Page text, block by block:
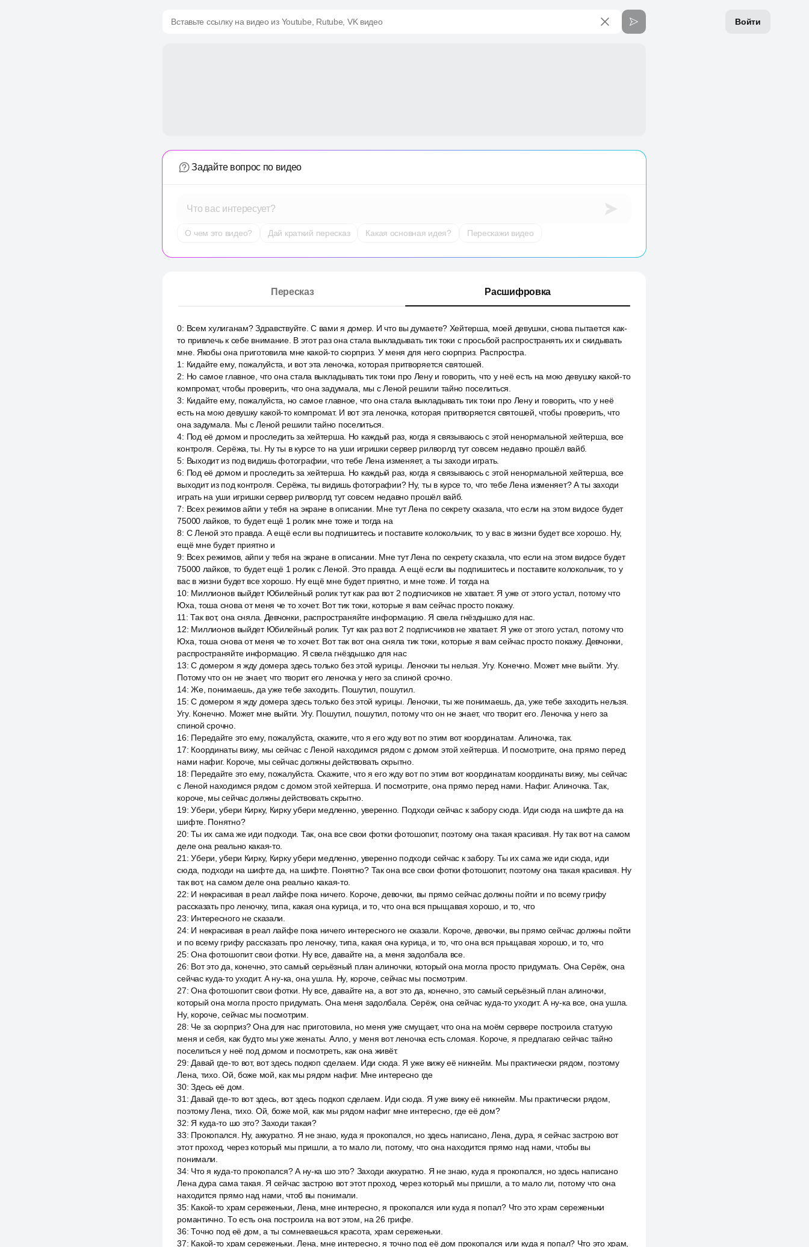
Войти
Вставьте ссылку на видео из Youtube, Rutube, VK видео
Задайте вопрос по видео
Что вас интересует?
О чем это видео? Дай краткий пересказ Какая основная идея? Перескажи видео
Пересказ Расшифровка
0: Всем хулиганам? Здравствуйте. С вами я домер. И что вы думаете? Хейтерша, моей девушки, снова пытается как-
то привлечь к себе внимание. В этот раз она стала выкладывать тик токи с просьбой распространять их и скидывать
мне. Якобы она приготовила мне какой-то сюрприз. У меня для него сюрприз. Распростра.
1 : Кидайте ему, пожалуйста, и вот эта леночка, которая притворяется святошей.
2: Но самое главное, что она стала выкладывать тик токи про Лену и говорить, что у неё есть на мою девушку какой-то
компромат, чтобы проверить, что она задумала, мы с Леной решили тайно поселиться.
3: Кидайте ему, пожалуйста, но самое главное, что она стала выкладывать тик токи про Лену и говорить, что у неё
есть на мою девушку какой-то компромат. И вот эта леночка, которая притворяется святошей, чтобы проверить, что
она задумала. Мы с Леной решили тайно поселиться.
4: Под её домом и проследить за хейтерша. Но каждый раз, когда я связываюсь с этой ненормальной хейтерша, все
контроля. Серёжа, ты. Ну ты в курсе то на уши игришки сервер рилворлд тут совсем недавно прошёл вайб.
5: Выходит из под видишь фотографии, что тебе Лена изменяет, а ты заходи играть.
6: Под её домом и проследить за хейтерша. Но каждый раз, когда я связываюсь с этой ненормальной хейтерша, все
выходит из под контроля. Серёжа, ты видишь фотографии? Ну, ты в курсе то, что тебе Лена изменяет? А ты заходи
играть на уши игришки сервер рилворлд тут совсем недавно прошёл вайб.
7: Всех режимов айпи у тебя на экране в описании. Мне тут Лена по секрету сказала, что если на этом видосе будет
75000 лайков, то будет ещё 1 ролик мне тоже и тогда на
8: С Леной это правда. А ещё если вы подпишитесь и поставите колокольчик, то у вас в жизни будет все хорошо. Ну,
ещё мне будет приятно и
9: Всех режимов, айпи у тебя на экране в описании. Мне тут Лена по секрету сказала, что если на этом видосе будет
75000 лайков, то будет ещё 1 ролик с Леной. Это правда. А ещё если вы подпишитесь и поставите колокольчик, то у
вас в жизни будет все хорошо. Ну ещё мне будет приятно, и мне тоже. И тогда на
10: Миллионов выйдет Юбилейный ролик тут как раз вот 2 подписчиков не хватает. Я уже от этого устал, потому что
Юха, тоша снова от меня че то хочет. Вот тик токи, которые я вам сейчас просто покажу.
11 :Так вот, она сняла. Девчонки, распространяйте информацию. Я свела гнёздышко для нас.
12: Миллионов выйдет Юбилейный ролик. Тут как раз вот 2 подписчиков не хватает. Я уже от этого устал, потому что
Юха, тоша снова от меня че то хочет. Вот так вот она сняла тик токи, которые я вам сейчас просто покажу. Девчонки,
распространяйте информацию. Я свела гнёздышко для нас
13:С домером я жду домера здесь только без этой курицы. Леночки ты нельзя. Угу. Конечно. Может мне выйти. Угу.
Потому что он не знает, что творит его леночка у него за спиной срочно.
14:Же, понимаешь, да уже тебе заходить. Пошутил, пошутил.
15:С домером я жду домера здесь только без этой курицы. Леночки, ты же понимаешь, да, уже тебе заходить нельзя.
Угу. Конечно. Может мне выйти. Угу. Пошутил, пошутил, потому что он не знает, что творит его. Леночка у него за
спиной срочно.
16: Передайте это ему, пожалуйста, скажите, что я его жду вот по этим вот координатам. Алиночка, так.
17: Координаты вижу, мы сейчас с Леной находимся рядом с домом этой хейтерша. И посмотрите, она прямо перед
нами нафиг. Короче, мы сейчас должны действовать скрытно.
18: Передайте это ему, пожалуйста. Скажите, что я его жду вот по этим вот координатам координаты вижу, мы сейчас
с Леной находимся рядом с домом этой хейтерша. И посмотрите, она прямо перед нами. Нафиг. Алиночка. Так,
короче, мы сейчас должны действовать скрытно.
19:Убери, убери Кирку, Кирку убери медленно, уверенно. Подходи сейчас к забору сюда. Иди сюда на шифте да на
шифте. Понятно?
20:Ты их сама же иди подходи. Так, она все свои фотки фотошопит, поэтому она такая красивая. Ну так вот на самом
деле она реально какая-то.
21 :Убери, убери Кирку, Кирку убери медленно, уверенно подходи сейчас к забору. Ты их сама же иди сюда, иди
сюда, подходи на шифте да, на шифте. Понятно? Так она все свои фотки фотошопит, поэтому она такая красивая. Ну
так вот, на самом деле она реально какая-то.
22: И некрасивая в реал лайфе пока ничего. Короче, девочки, вы прямо сейчас должны пойти и по всему грифу
рассказать про леночку, типа, какая она курица, и то, что она вся прыщавая хорошо, и то, что
23: Интересного не сказали.
24: И некрасивая в реал лайфе пока ничего интересного не сказали. Короче, девочки, вы прямо сейчас должны пойти
и по всему грифу рассказать про леночку, типа, какая она курица, и то, что она вся прыщавая хорошо, и то, что
25:Она фотошопит свои фотки. Ну все, давайте на, а меня задолбала все.
26: Вот это да, конечно, это самый серьёзный план алиночки, который она могла просто придумать. Она Серёж, она
сейчас куда-то уходит. А ну-ка, она ушла. Ну, короче, сейчас мы посмотрим.
27:Она фотошопит свои фотки. Ну все, давайте на, а вот это да, конечно, это самый серьёзный план алиночки,
который она могла просто придумать. Она меня задолбала. Серёж, она сейчас куда-то уходит. А ну-ка все, она ушла.
Ну, короче, сейчас мы посмотрим.
28: Че за сюрприз? Она для нас приготовила, но меня уже смущает, что она на моём сервере построила статуую
меня и себя, как будто мы уже женаты. Алло, у меня вот леночка есть сломая. Короче, я предлагаю сейчас тайно
поселиться у неё под домом и посмотреть, как она живёт.
29: Давай где-то вот, вот здесь подкоп сделаем. Иди сюда. Я уже вижу её никнейм. Мы практически рядом, поэтому
Лена, тихо. Ой, боже мой, как мы рядом нафиг. Мне интересно где
30:Здесь её дом.
31 : Давай где-то вот здесь, вот здесь подкоп сделаем. Иди сюда. Я уже вижу её никнейм. Мы практически рядом,
поэтому Лена, тихо. Ой, боже мой, как мы рядом нафиг мне интересно, где её дом?
32: Я куда-то шо это? Заходи такая?
33: Прокопался. Ну, аккуратно. Я не знаю, куда я прокопался, но здесь написано, Лена, дура, я сейчас застрою вот
этот проход, через который мы пришли, а то мало ли, потому, что она находится прямо над нами, чтобы вы
понимали.
34: Что я куда-то прокопался? А ну-ка шо это? Заходи аккуратно. Я не знаю, куда я прокопался, но здесь написано
Лена дура сама такая. Я сейчас застрою вот этот проход, через который мы пришли, а то мало ли, потому что она
находится прямо над нами, чтоб вы понимали.
35: Какой-то храм сереженьки, Лена, мне интересно, я прокопался или куда я попал? Что это храм сереженьки
романтично. То есть она построила на вот этом, на 26 грифе.
36:Точно под её дом, а ты сомневаешься красота, храм сереженьки.
37: Какой-то храм сереженьки. Лена, мне интересно, я точно под её дом прокопался или куда я попал? Что это храм,